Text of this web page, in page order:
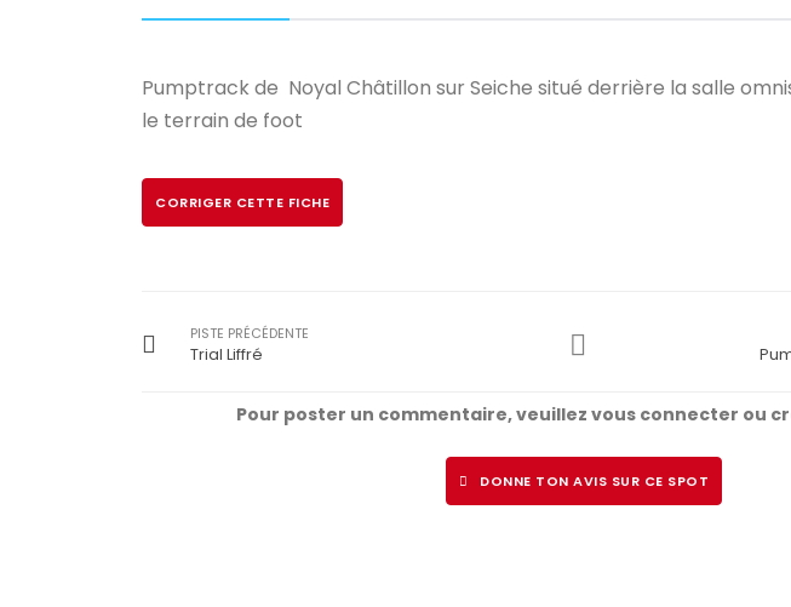
Pumptrack de Noyal Châtillon sur Seiche situé derrière la salle
le terrain de foot
CORRIGER CETTE FICHE
PISTE PRÉCÉDENTE
Trial Liffré
Pour poster un commentaire, veuillez vous connecter ou
DONNE TON AVIS SUR CE SPOT